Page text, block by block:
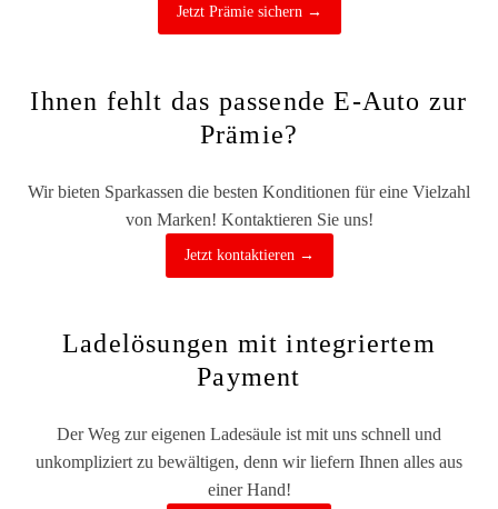
Jetzt Prämie sichern →
Ihnen fehlt das passende E-Auto zur
Prämie?
Wir bieten Sparkassen die besten Konditionen für eine Vielzahl
von Marken! Kontaktieren Sie uns!
Jetzt kontaktieren →
Ladelösungen mit integriertem
Payment
Der Weg zur eigenen Ladesäule ist mit uns schnell und
unkompliziert zu bewältigen, denn wir liefern Ihnen alles aus
einer Hand!